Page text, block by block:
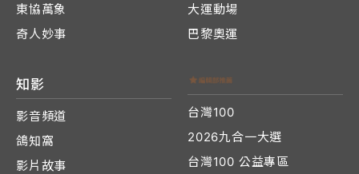
東協萬象
奇人妙事
大運動場
巴黎奧運
知影
影音頻道
鴿知窩
影片故事
台灣100
2026九合一大選
台灣100 公益專區